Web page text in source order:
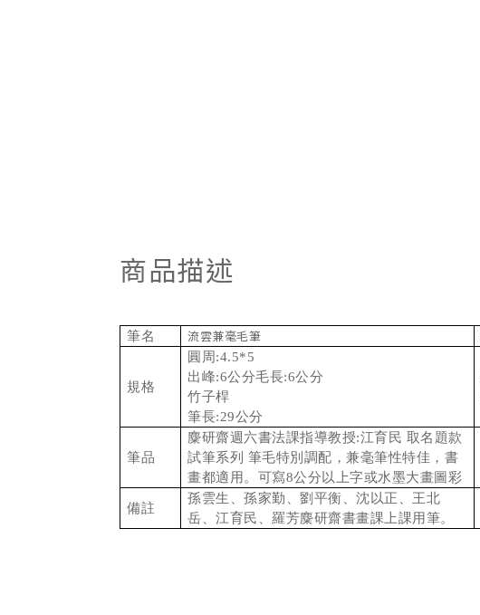
商品描述
筆名 流雲兼毫毛筆
規格
圓周:4.5*5
出峰:6公分毛長:6公分
竹子桿
筆長:29公分
筆品
麋研齋週六書法課指導教授:江育民 取名題款
試筆系列 筆毛特別調配，兼毫筆性特佳，書
畫都適用。可寫8公分以上字或水墨大畫圖彩
備註
孫雲生、孫家勤、劉平衡、沈以正、王北
岳、江育民、羅芳麋研齋書畫課上課用筆。